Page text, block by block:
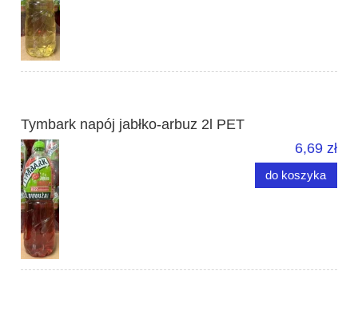
Tymbark napój jabłko-arbuz 2l PET
6,69 zł
do koszyka